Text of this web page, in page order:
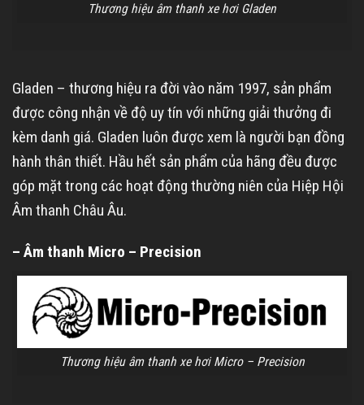
Thương hiệu âm thanh xe hơi Gladen
Gladen – thương hiệu ra đời vào năm 1997, sản phẩm
được công nhận về độ uy tín với những giải thưởng đi
kèm danh giá. Gladen luôn được xem là người bạn đồng
hành thân thiết. Hầu hết sản phẩm của hãng đều được
góp mặt trong các hoạt động thường niên của Hiệp Hội
Âm thanh Châu Âu.
– Âm thanh Micro – Precision
Thương hiệu âm thanh xe hơi Micro – Precision